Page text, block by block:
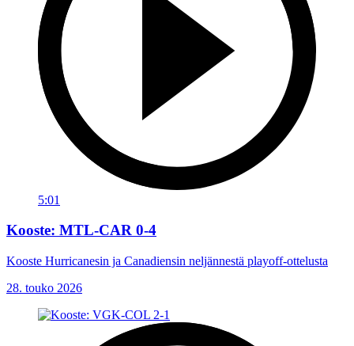
5:01
Kooste: MTL-CAR 0-4
Kooste Hurricanesin ja Canadiensin neljännestä playoff-ottelusta
28. touko 2026